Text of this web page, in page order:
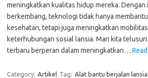
meningkatkan kualitas hidup mereka. Dengan
berkembang, teknologi tidak hanya
kesehatan, tetapi juga meningkatkan
keterhubungan sosial lansia. Mari kita
terbaru berperan dalam meningkatkan…
Category: Artikel Tag: Alat bantu berjalan lansia